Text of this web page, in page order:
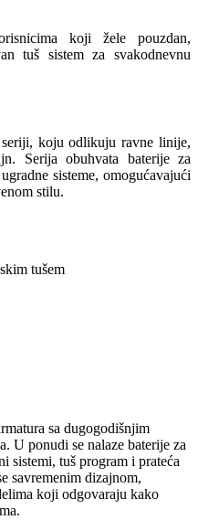
koji žele pouzdan,
tuš sistem za svakodnevnu
seriji, koju odlikuju ravne linije,
Serija obuhvata baterije za
sisteme, omogućavajući
stilu.
tušem
sa dugogodišnjim
U ponudi se nalaze baterije za
sistemi, tuš program i prateća
savremenim dizajnom,
koji odgovaraju kako